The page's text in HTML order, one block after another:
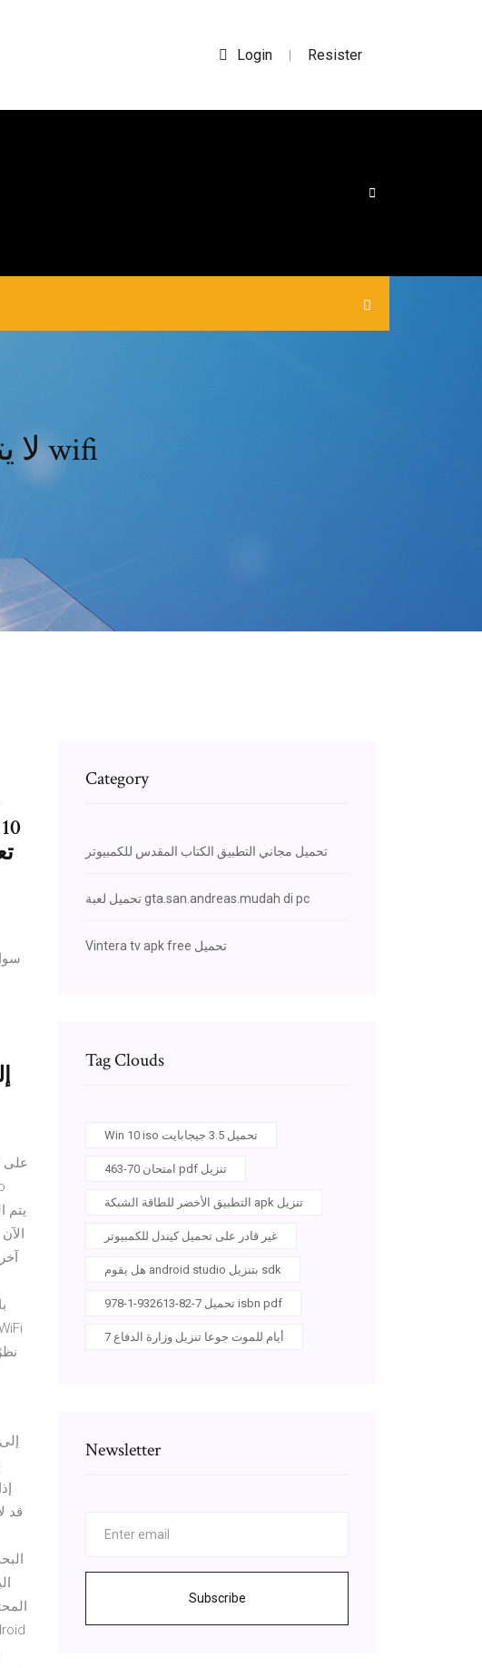
Login | Resister
Android لا يتم تنزيله باستخدام wifi
Category
تحميل مجاني التطبيق الكتاب المقدس للكمبيوتر
تحميل لعبة gta.san.andreas.mudah di pc
Vintera tv apk free تحميل
Tag Clouds
Win 10 iso تحميل 3.5 جيجابايت
امتحان 70-463 pdf تنزيل
التطبيق الأخضر للطاقة الشبكة apk تنزيل
غير قادر على تحميل كيندل للكمبيوتر
هل يقوم android studio بتنزيل sdk
978-1-932613-82-7 تحميل isbn pdf
7 أيام للموت جوعا تنزيل وزارة الدفاع
Newsletter
Subscribe